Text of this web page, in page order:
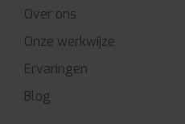
Over ons
Onze werkwijze
Ervaringen
Blog